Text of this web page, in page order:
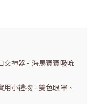
交神器 - 海馬寶寶吸吮
小禮物 - 雙色眼罩、